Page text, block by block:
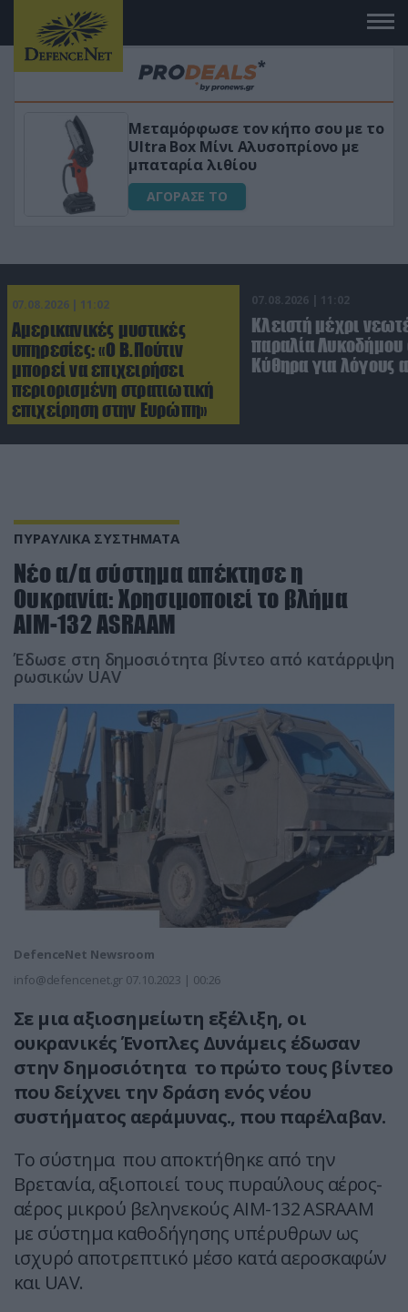
Μεταμόρφωσε τον κήπο σου με το
Ultra Box Μίνι Αλυσοπρίονο με
μπαταρία λιθίου
ΑΓΟΡΑΣΕ ΤΟ
07.08.2026 | 11:02
Αμερικανικές μυστικές
υπηρεσίες: «Ο Β.Πούτιν
μπορεί να επιχειρήσει
περιορισμένη στρατιωτική
επιχείρηση στην Ευρώπη»
07.08.2026 | 11:02
Κλειστή μέχρι
παραλία Λυκοδήμου
Κύθηρα για λόγους
ΠΥΡΑΥΛΙΚΑ ΣΥΣΤΗΜΑΤΑ
Νέο α/α σύστημα απέκτησε η
Ουκρανία: Χρησιμοποιεί το βλήμα
AIM-132 ASRAAM
Έδωσε στη δημοσιότητα βίντεο από κατάρριψη
ρωσικών UAV
DefenceNet Newsroom
info@defencenet.gr 07.10.2023 | 00:26
Σε μια αξιοσημείωτη εξέλιξη, οι
ουκρανικές Ένοπλες Δυνάμεις έδωσαν
στην δημοσιότητα το πρώτο τους βίντεο
που δείχνει την δράση ενός νέου
συστήματος αεράμυνας., που παρέλαβαν.
Το σύστημα που αποκτήθηκε από την
Βρετανία, αξιοποιεί τους πυραύλους αέρος-
αέρος μικρού βεληνεκούς AIM-132 ASRAAM
με σύστημα καθοδήγησης υπέρυθρων ως
ισχυρό αποτρεπτικό μέσο κατά αεροσκαφών
και UAV.